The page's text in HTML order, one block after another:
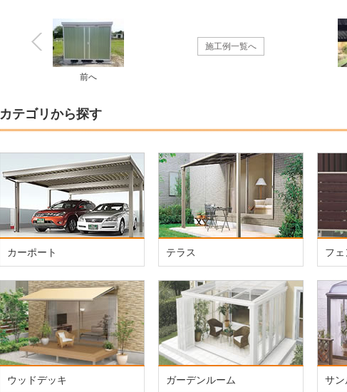
施工例一覧へ
前へ
カテゴリから探す
カーポート テラス フェ
ウッドデッキ ガーデンルーム サン